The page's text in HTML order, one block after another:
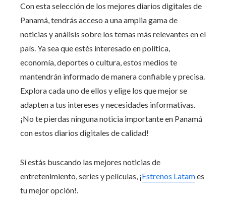
Con esta selección de los mejores diarios digitales de
Panamá, tendrás acceso a una amplia gama de
noticias y análisis sobre los temas más relevantes en el
país. Ya sea que estés interesado en política,
economía, deportes o cultura, estos medios te
mantendrán informado de manera confiable y precisa.
Explora cada uno de ellos y elige los que mejor se
adapten a tus intereses y necesidades informativas.
¡No te pierdas ninguna noticia importante en Panamá
con estos diarios digitales de calidad!
Si estás buscando las mejores noticias de
entretenimiento, series y películas, ¡Estrenos Latames
tu mejor opción!.